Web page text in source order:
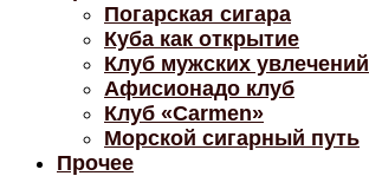
Погарская сигара
Куба как открытие
Клуб мужских увлечений
Афисионадо клуб
Клуб «Carmen»
Морской сигарный путь
Прочее